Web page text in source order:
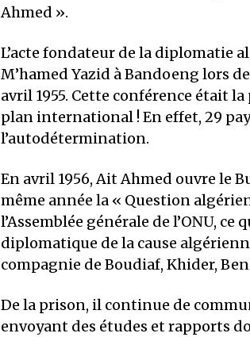
Ahmed ».
L’acte fondateur de la diplomatie
M’hamed Yazid à Bandoeng lors
avril 1955. Cette conférence était
plan international ! En effet, 29
l’autodétermination.
En avril 1956, Ait Ahmed ouvre le
même année la « Question
l’Assemblée générale de l’ONU,
diplomatique de la cause
compagnie de Boudiaf, Khider,
De la prison, il continue de
envoyant des études et rapports